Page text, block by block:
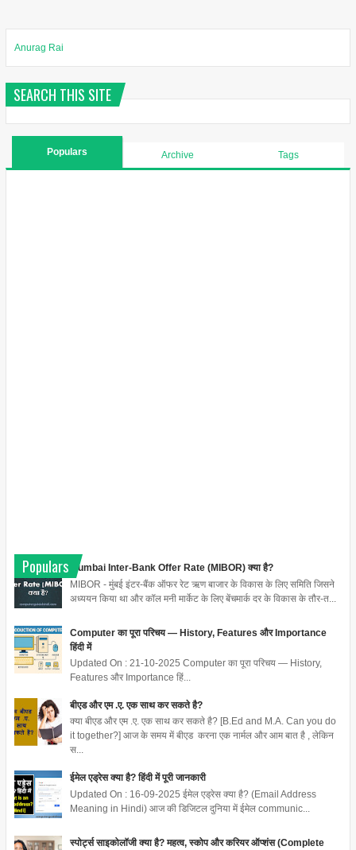
Anurag Rai
SEARCH THIS SITE
Populars Archive Tags
Populars
Mumbai Inter-Bank Offer Rate (MIBOR) क्या है?
MIBOR - मुंबई इंटर-बैंक ऑफर रेट ऋण बाजार के विकास के लिए समिति जिसने
अध्ययन किया था और कॉल मनी मार्केट के लिए बेंचमार्क दर के विकास के तौर-त...
Computer का पूरा परिचय — History, Features और Importance
हिंदी में
Updated On : 21-10-2025 Computer का पूरा परिचय — History,
Features और Importance हिं...
बीएड और एम .ए. एक साथ कर सकते है?
क्या बीएड और एम .ए. एक साथ कर सकते है? [B.Ed and M.A. Can you do
it together?] आज के समय में बीएड करना एक नार्मल और आम बात है , लेकिन
स...
ईमेल एड्रेस क्या है? हिंदी में पूरी जानकारी
Updated On : 16-09-2025 ईमेल एड्रेस क्या है? (Email Address
Meaning in Hindi) आज की डिजिटल दुनिया में ईमेल communic...
स्पोर्ट्स साइकोलॉजी क्या है? महत्व, स्कोप और करियर ऑप्शंस (Complete